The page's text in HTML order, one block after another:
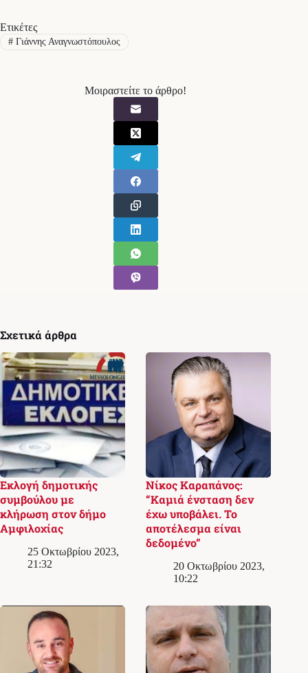
Ετικέτες
#Γιάννης Αναγνωστόπουλος
Μοιραστείτε το άρθρο!
Σχετικά άρθρα
Εκλογή δημοτικής
συμβούλου με
κλήρωση στον δήμο
Αμφιλοχίας
25 Οκτωβρίου 2023,
21:32
Νίκος Καραπάνος:
“Καμιά ένσταση δεν
έχω υποβάλει. Το
αποτέλεσμα είναι
δεδομένο”
20 Οκτωβρίου 2023,
10:22